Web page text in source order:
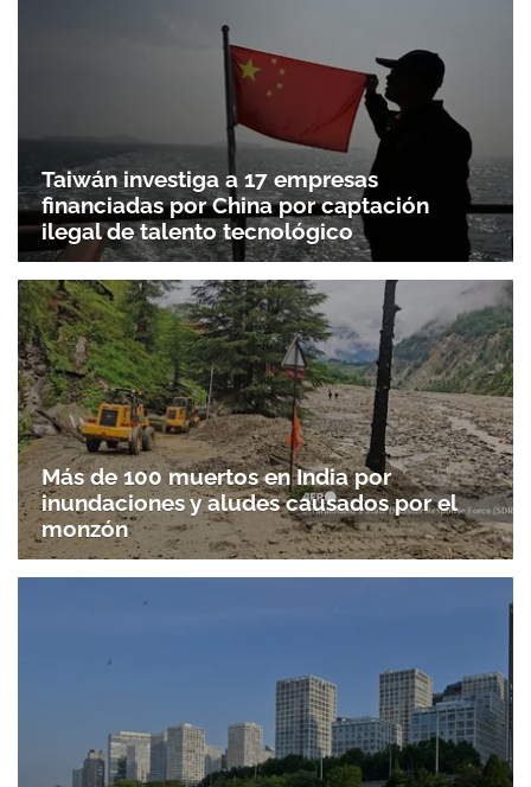
Taiwán investiga a 17 empresas
financiadas por China por captación
ilegal de talento tecnológico
Más de 100 muertos en India por
inundaciones y aludes causados por el
monzón